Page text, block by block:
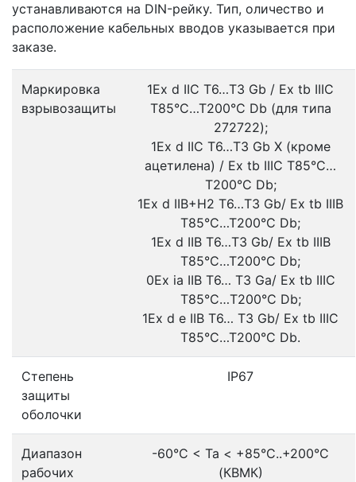
устанавливаются на DIN-рейку. Тип, оличество и
расположение кабельных вводов указывается при
заказе.
Маркировка
взрывозащиты
1Ex d IIC T6…Т3 Gb / Ex tb IIIС
T85°C…T200°C Db (для типа
272722);
1Ex d IIC T6…Т3 Gb Х (кроме
ацетилена) / Ex tb IIIС T85°C…
T200°C Db;
1Ex d IIB+Н2 T6…Т3 Gb/ Ex tb IIIB
T85°C…T200°C Db;
1Ex d IIB T6…Т3 Gb/ Ex tb IIIB
T85°C…T200°C Db;
0Ex ia IIB Т6… Т3 Ga/ Ex tb IIIС
T85°C…Т200°C Db;
1Ex d e IIB T6… Т3 Gb/ Ex tb IIIС
T85°C…T200°C Db.
Степень
защиты
оболочки
IP67
Диапазон
рабочих
-60°С < Ta < +85°С..+200°С
(КВМК)